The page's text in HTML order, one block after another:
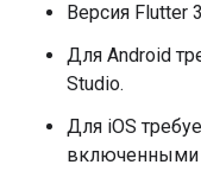
Версия Flutter
Для Android
Studio.
Для iOS
включенными